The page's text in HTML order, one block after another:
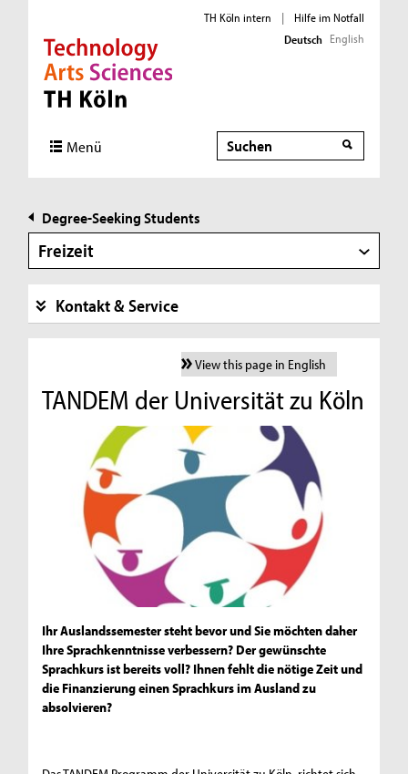
Direkt zur Hauptnavigation
Direkt zur Subnavigation
Direkt zum Inhalt
Direkt zum Fußbereich
TH Köln intern |
Hilfe im Notfall
Deutsch English
Menü Suche
Degree-Seeking Students
Freizeit
Kontakt & Service
View this page in English
TANDEM der Universität zu Köln
Ihr Auslandssemester steht bevor und Sie möchten daher
Ihre Sprachkenntnisse verbessern? Der gewünschte
Sprachkurs ist bereits voll? Ihnen fehlt die nötige Zeit und
die Finanzierung einen Sprachkurs im Ausland zu
absolvieren?